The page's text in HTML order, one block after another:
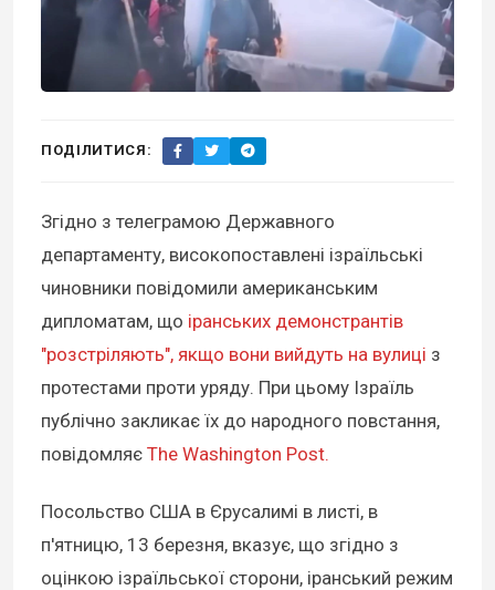
ПОДІЛИТИСЯ:
Згідно з телеграмою Державного
департаменту, високопоставлені ізраїльські
чиновники повідомили американським
дипломатам, що іранських демонстрантів
"розстріляють", якщо вони вийдуть на вулиці з
протестами проти уряду. При цьому Ізраїль
публічно закликає їх до народного повстання,
повідомляє The Washington Post.
Посольство США в Єрусалимі в листі, в
п'ятницю, 13 березня, вказує, що згідно з
оцінкою ізраїльської сторони, іранський режим